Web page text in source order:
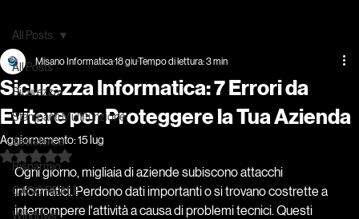
All Posts
Sicurezza
Stampanti Multifunzione
Assistenza
Risparmio
CASO REALE
Windows
All Posts
Sicurezza Informatica: 7 Errori da
Evitare per Proteggere la Tua Azienda
Misano Informatica18 giuTempo di lettura: 3 min
Aggiornamento:15 lug
Valutazione NaN stelle su 5.
Ogni giorno, migliaia di aziende subiscono attacchi
informatici. Perdono dati importanti o si trovano costrette a
interrompere l'attività a causa di problemi tecnici. Questi